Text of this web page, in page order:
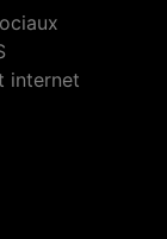
internet